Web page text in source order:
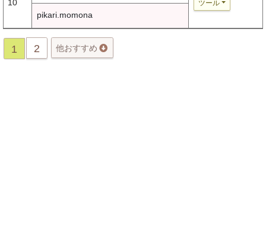
10 ツール
pikari.momona
1 2 他おすすめ